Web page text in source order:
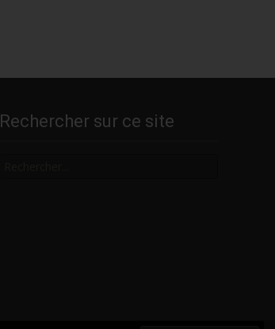
Rechercher sur ce site